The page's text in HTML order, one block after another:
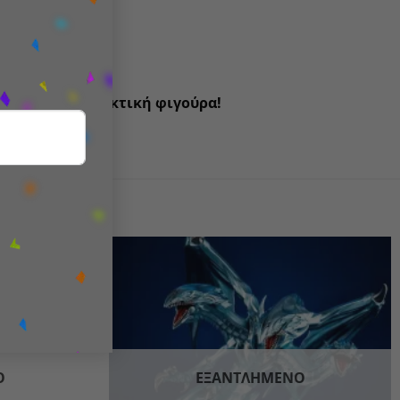
συλλεκτική φιγούρα!
wishlist
ΕΞΑΝΤΛΗΜΈΝΟ